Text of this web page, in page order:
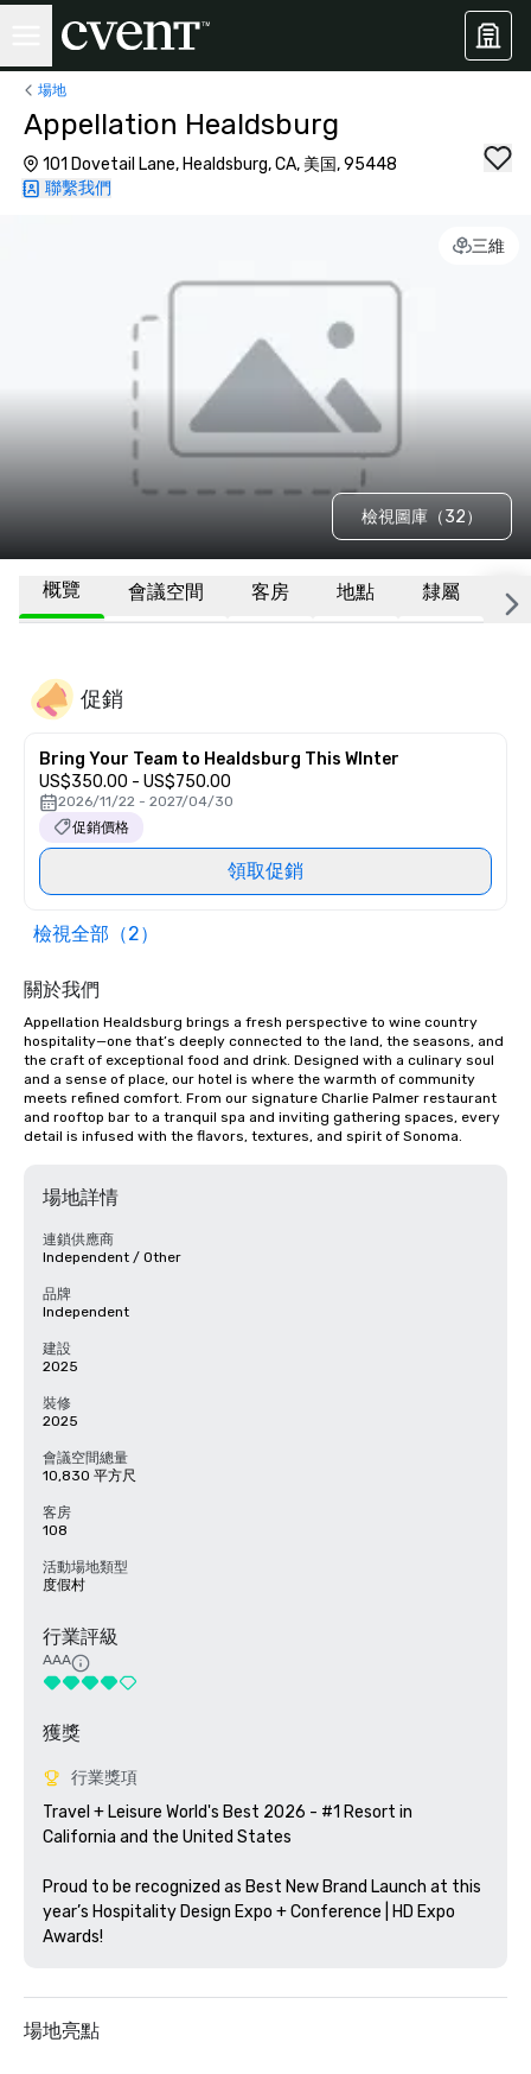
場地
Appellation Healdsburg
101 Dovetail Lane, Healdsburg, CA, 美国, 95448
聯繫我們
三維
檢視圖庫（32）
概覽 會議空間 客房 地點 隸屬 更
促銷
Bring Your Team to Healdsburg This WInter
US$350.00 - US$750.00
2026/11/22 - 2027/04/30
促銷價格
領取促銷
檢視全部（2）
關於我們
Appellation Healdsburg brings a fresh perspective to wine country
hospitality—one that’s deeply connected to the land, the seasons, and
the craft of exceptional food and drink. Designed with a culinary soul
and a sense of place, our hotel is where the warmth of community
meets refined comfort. From our signature Charlie Palmer restaurant
and rooftop bar to a tranquil spa and inviting gathering spaces, every
detail is infused with the flavors, textures, and spirit of Sonoma.
場地詳情
連鎖供應商
Independent / Other
品牌
Independent
建設
2025
裝修
2025
會議空間總量
10,830 平方尺
客房
108
活動場地類型
度假村
行業評級
AAA
獲獎
行業獎項
Travel + Leisure World's Best 2026 - #1 Resort in
California and the United States
Proud to be recognized as Best New Brand Launch at this
year’s Hospitality Design Expo + Conference | HD Expo
Awards!
場地亮點